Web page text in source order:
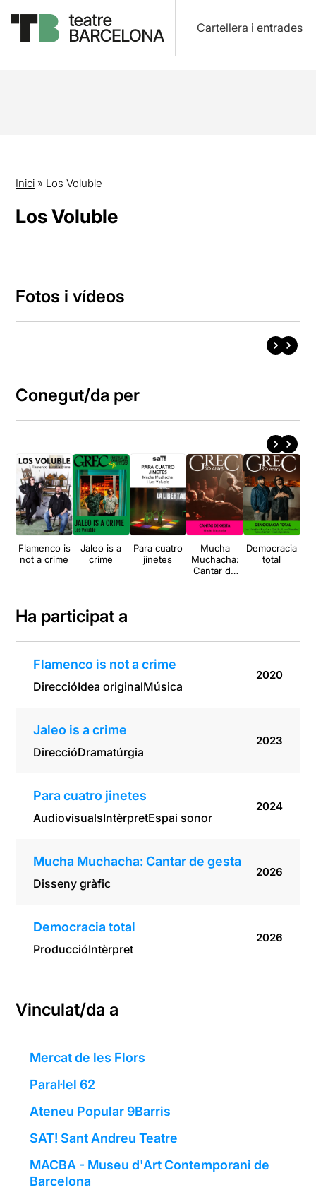
Cartellera i entrades
Inici » Los Voluble
Los Voluble
Fotos i vídeos
Conegut/da per
Flamenco is
not a crime
Jaleo is a
crime
Para cuatro
jinetes
Mucha
Muchacha:
Cantar de
Democracia
total
Ha participat a
Flamenco is not a crime
DireccióIdea originalMúsica
2020
Jaleo is a crime
DireccióDramatúrgia
2023
Para cuatro jinetes
AudiovisualsIntèrpretEspai sonor
2024
Mucha Muchacha: Cantar de gesta
Disseny gràfic
2026
Democracia total
ProduccióIntèrpret
2026
Vinculat/da a
Mercat de les Flors
Paral·lel 62
Ateneu Popular 9Barris
SAT! Sant Andreu Teatre
MACBA - Museu d'Art Contemporani de
Barcelona